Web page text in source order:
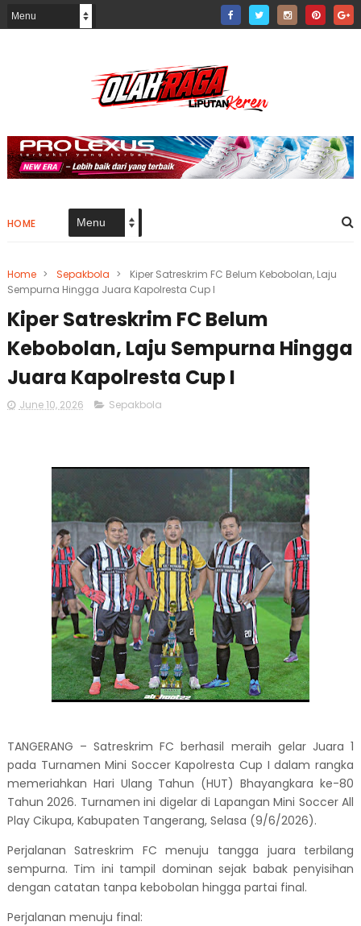
HOME
Home > Sepakbola >
Kiper Satreskrim FC Belum Kebobolan, Laju
Sempurna Hingga Juara Kapolresta Cup I
Kiper Satreskrim FC Belum
Kebobolan, Laju Sempurna Hingga
Juara Kapolresta Cup I
June 10, 2026 Sepakbola
TANGERANG – Satreskrim FC berhasil meraih gelar Juara 1
pada Turnamen Mini Soccer Kapolresta Cup I dalam rangka
memeriahkan Hari Ulang Tahun (HUT) Bhayangkara ke-80
Tahun 2026. Turnamen ini digelar di Lapangan Mini Soccer All
Play Cikupa, Kabupaten Tangerang, Selasa (9/6/2026).
Perjalanan Satreskrim FC menuju tangga juara terbilang
sempurna. Tim ini tampil dominan sejak babak penyisihan
dengan catatan tanpa kebobolan hingga partai final.
Perjalanan menuju final: